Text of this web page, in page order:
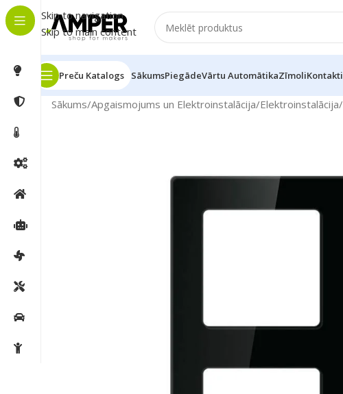
Skip to navigation
Skip to main content
Preču Katalogs SākumsPiegādeVārtu AutomātikaZīmoliKontakti
Sākums/Apgaismojums un Elektroinstalācija/Elektroinstalācija/